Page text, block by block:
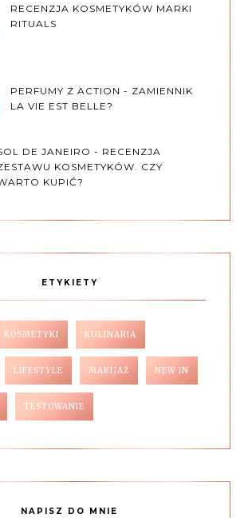
RECENZJA KOSMETYKÓW MARKI
RITUALS
PERFUMY Z ACTION - ZAMIENNIK
LA VIE EST BELLE?
DE JANEIRO - RECENZJA
KOSMETYKÓW. CZY
KUPIĆ?
ETYKIETY
KOSMETYKI KULINARIA
LIFESTYLE MAKIJAŻ NEW IN
TESTOWANIE
NAPISZ DO MNIE